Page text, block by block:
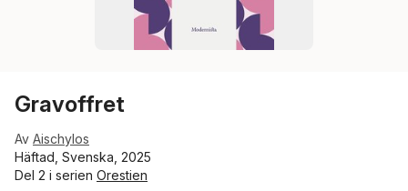
Gravoffret
Av Aischylos
Häftad, Svenska, 2025
Del 2 i serien Orestien